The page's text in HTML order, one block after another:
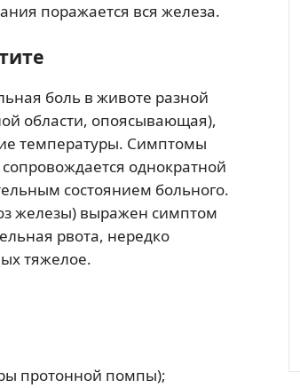
поражается вся железа.
боль в животе разной
области, опоясывающая),
температуры. Симптомы
однократной
состоянием больного.
железы) выражен симптом
рвота, нередко
тяжелое.
протонной помпы);